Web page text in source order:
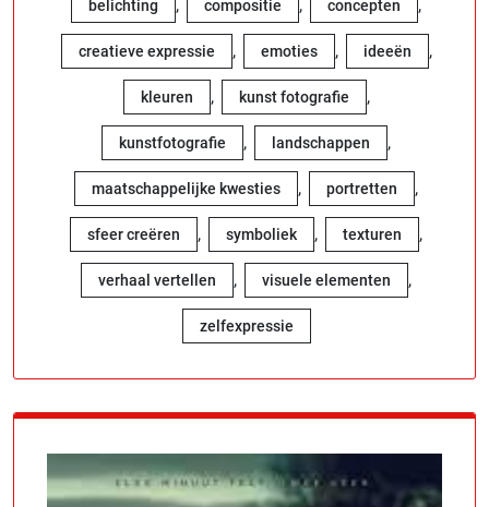
belichting , compositie , concepten ,
creatieve expressie , emoties , ideeën ,
kleuren , kunst fotografie ,
kunstfotografie , landschappen ,
maatschappelijke kwesties , portretten ,
sfeer creëren , symboliek , texturen ,
verhaal vertellen , visuele elementen ,
zelfexpressie